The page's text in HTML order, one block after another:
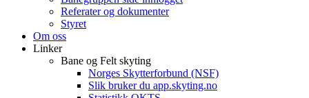
Referater og dokumenter
Styret
Om oss
Linker
Bane og Felt skyting
Norges Skytterforbund (NSF)
Slik bruker du app.skyting.no